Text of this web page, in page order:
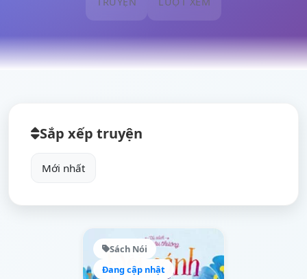
Sắp xếp truyện
Sách Nói
Đang cập nhật